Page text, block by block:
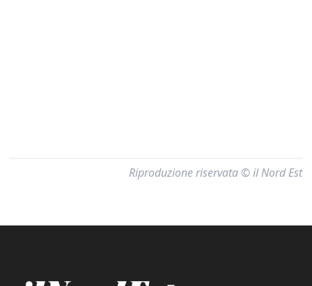
Riproduzione riservata © il Nord Est